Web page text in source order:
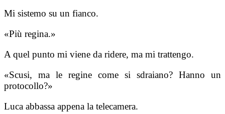
Mi sistemo su un fianco.
«Più regina.»
A quel punto mi viene da ridere, ma mi trattengo.
«Scusi, ma le regine come si sdraiano? Hanno un
protocollo?»
Luca abbassa appena la telecamera.